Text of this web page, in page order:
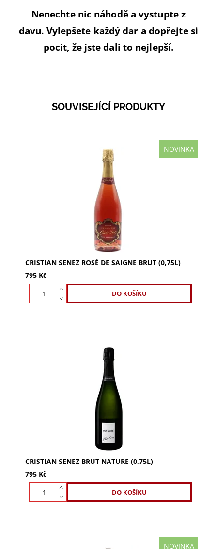
Nenechte nic náhodě a vystupte z
davu. Vylepšete každý dar a dopřejte si
pocit, že jste dali to nejlepší.
SOUVISEJÍCÍ PRODUKTY
NOVINKA
Cristian Senez Rosé de Saigne Brut má jasnou
růžovou barvu a intenzivní vůni lesního ovoce s
nádechem citrusů. Vychutnejte si krásnou
CRISTIAN SENEZ ROSÉ DE SAIGNE BRUT (0,75L)
795 Kč
Cristian Senez Brut Nature (0,75l) - šampaňské s
krystalickou čistotou, citrusy a broskví. Vyrobeno z
odrůd Chardonnay, Pinot Noir a Pinot Blanc....
CRISTIAN SENEZ BRUT NATURE (0,75L)
795 Kč
NOVINKA